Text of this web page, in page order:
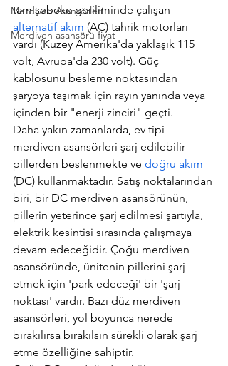
Merdiven Asansörleri
Merdiven asansörü fiyat
tam şebeke geriliminde çalışan
alternatif akım (AC) tahrik motorları
vardı (Kuzey Amerika'da yaklaşık 115
volt, Avrupa'da 230 volt). Güç
kablosunu besleme noktasından
şaryoya taşımak için rayın yanında veya
içinden bir "enerji zinciri" geçti.
Daha yakın zamanlarda, ev tipi
merdiven asansörleri şarj edilebilir
pillerden beslenmekte ve doğru akım
(DC) kullanmaktadır. Satış noktalarından
biri, bir DC merdiven asansörünün,
pillerin yeterince şarj edilmesi şartıyla,
elektrik kesintisi sırasında çalışmaya
devam edeceğidir. Çoğu merdiven
asansöründe, ünitenin pillerini şarj
etmek için 'park edeceği' bir 'şarj
noktası' vardır. Bazı düz merdiven
asansörleri, yol boyunca nerede
bırakılırsa bırakılsın sürekli olarak şarj
etme özelliğine sahiptir.